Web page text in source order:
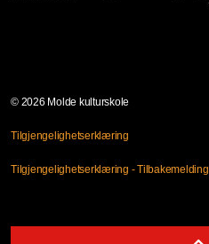
© 2026 Molde kulturskole
Tilgjengelighetserklæring
Tilgjengelighetserklæring - Tilbakemelding